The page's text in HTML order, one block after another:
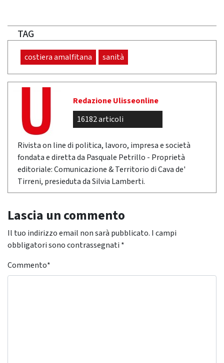
TAG
costiera amalfitana sanità
Redazione Ulisseonline
16182 articoli
Rivista on line di politica, lavoro, impresa e società
fondata e diretta da Pasquale Petrillo - Proprietà
editoriale: Comunicazione & Territorio di Cava de'
Tirreni, presieduta da Silvia Lamberti.
Lascia un commento
Il tuo indirizzo email non sarà pubblicato. I campi
obbligatori sono contrassegnati *
Commento*